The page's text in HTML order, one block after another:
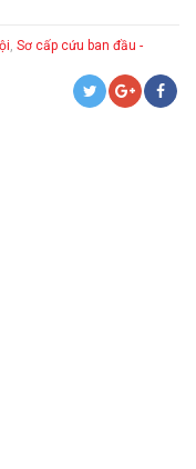
, Sơ cấp cứu ban đầu -